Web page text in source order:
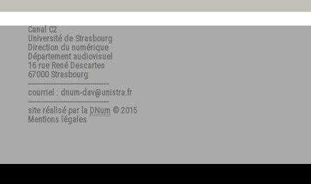
Canal C2
Université de Strasbourg
Direction du numérique
Département audiovisuel
16 rue René Descartes
67000 Strasbourg
---------------------------------------
courriel : dnum-dav@unistra.fr
---------------------------------------
site réalisé par la DNum © 2015
Mentions légales